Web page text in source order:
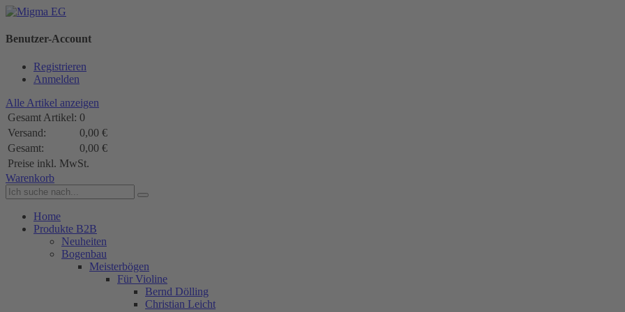
Benutzer-Account
Registrieren
Anmelden
Alle Artikel anzeigen
Gesamt Artikel: 0
Versand:
0,00 €
Gesamt:
0,00 €
Preise inkl. MwSt.
Warenkorb
Home
Produkte B2B
Neuheiten
Bogenbau
Meisterbögen
Für Violine
Bernd Dölling
Christian Leicht